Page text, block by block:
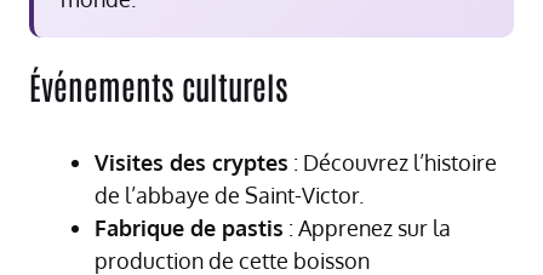
Événements culturels
Visites des cryptes : Découvrez l’histoire
de l’abbaye de Saint-Victor.
Fabrique de pastis : Apprenez sur la
production de cette boisson